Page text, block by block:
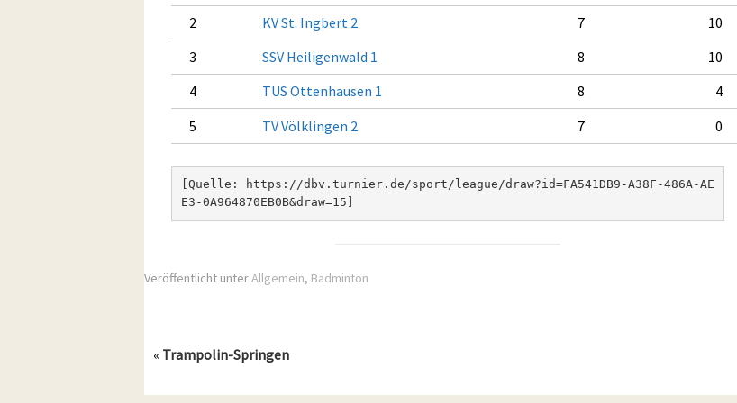
2 KV St. Ingbert 2 7 10
3
SSV Heiligenwald 1 8 10
4
TUS Ottenhausen 1 8 4
5
TV Völklingen 2 7 0
[Quelle: https://dbv.turnier.de/sport/league/draw?id=FA541DB9-A38F-486A-AE
E3-0A964870EB0B&draw=15]
Veröffentlicht unterAllgemein, Badminton
« Trampolin-Springen